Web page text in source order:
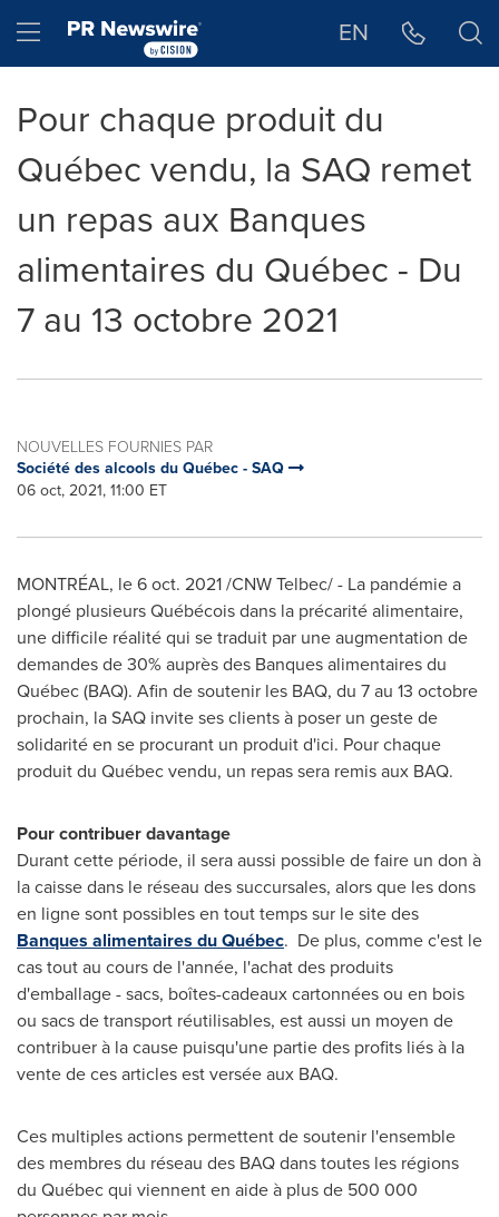
Hamburger menu EN
Pour chaque produit du
Québec vendu, la SAQ remet
un repas aux Banques
alimentaires du Québec - Du
7 au 13 octobre 2021
NOUVELLES FOURNIES PAR
Société des alcools du Québec - SAQ
06 oct, 2021, 11:00 ET
MONTRÉAL, le6 oct. 2021/CNW Telbec/ - La pandémie a
plongé plusieurs Québécois dans la précarité alimentaire,
une difficile réalité qui se traduit par une augmentation de
demandes de 30% auprès des Banques alimentaires du
Québec (BAQ). Afin de soutenir les BAQ, du 7 au 13 octobre
prochain, la SAQ invite ses clients à poser un geste de
solidarité en se procurant un produit d'ici. Pour chaque
produit du Québec vendu, un repas sera remis aux BAQ.
Pour contribuer davantage
Durant cette période, il sera aussi possible de faire un don à
la caisse dans le réseau des succursales, alors que les dons
en ligne sont possibles en tout temps sur le site des
Banques alimentaires du Québec. De plus, comme c'est le
cas tout au cours de l'année, l'achat des produits
d'emballage - sacs, boîtes-cadeaux cartonnées ou en bois
ou sacs de transport réutilisables, est aussi un moyen de
contribuer à la cause puisqu'une partie des profits liés à la
vente de ces articles est versée aux BAQ.
Ces multiples actions permettent de soutenir l'ensemble
des membres du réseau des BAQ dans toutes les régions
du Québec qui viennent en aide à plus de 500 000